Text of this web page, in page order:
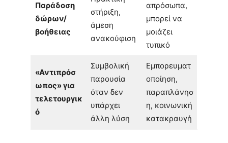
Παράδοση
δώρων/
βοήθειας
στήριξη,
άμεση
ανακούφιση
απρόσωπα,
μπορεί να
μοιάζει
τυπικό
«Αντιπρόσ
ωπος» για
τελετουργικ
ό
Συμβολική
παρουσία
όταν δεν
υπάρχει
άλλη λύση
Εμπορευματ
οποίηση,
παραπλάνησ
η, κοινωνική
κατακραυγή